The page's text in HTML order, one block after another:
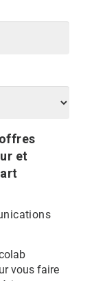
et
vous faire